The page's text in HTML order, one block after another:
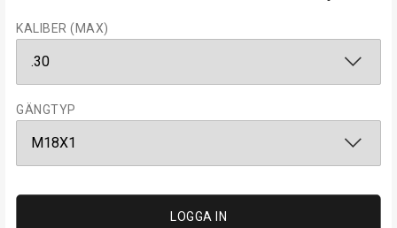
KALIBER (MAX)
GÄNGTYP
LOGGA IN